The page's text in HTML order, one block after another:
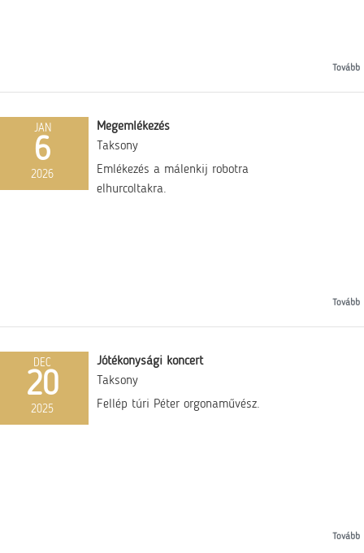
Tovább
JAN
6
2026
Megemlékezés
Taksony
Emlékezés a málenkij robotra
elhurcoltakra.
Tovább
DEC
20
2025
Jótékonysági koncert
Taksony
Fellép túri Péter orgonaművész.
Tovább